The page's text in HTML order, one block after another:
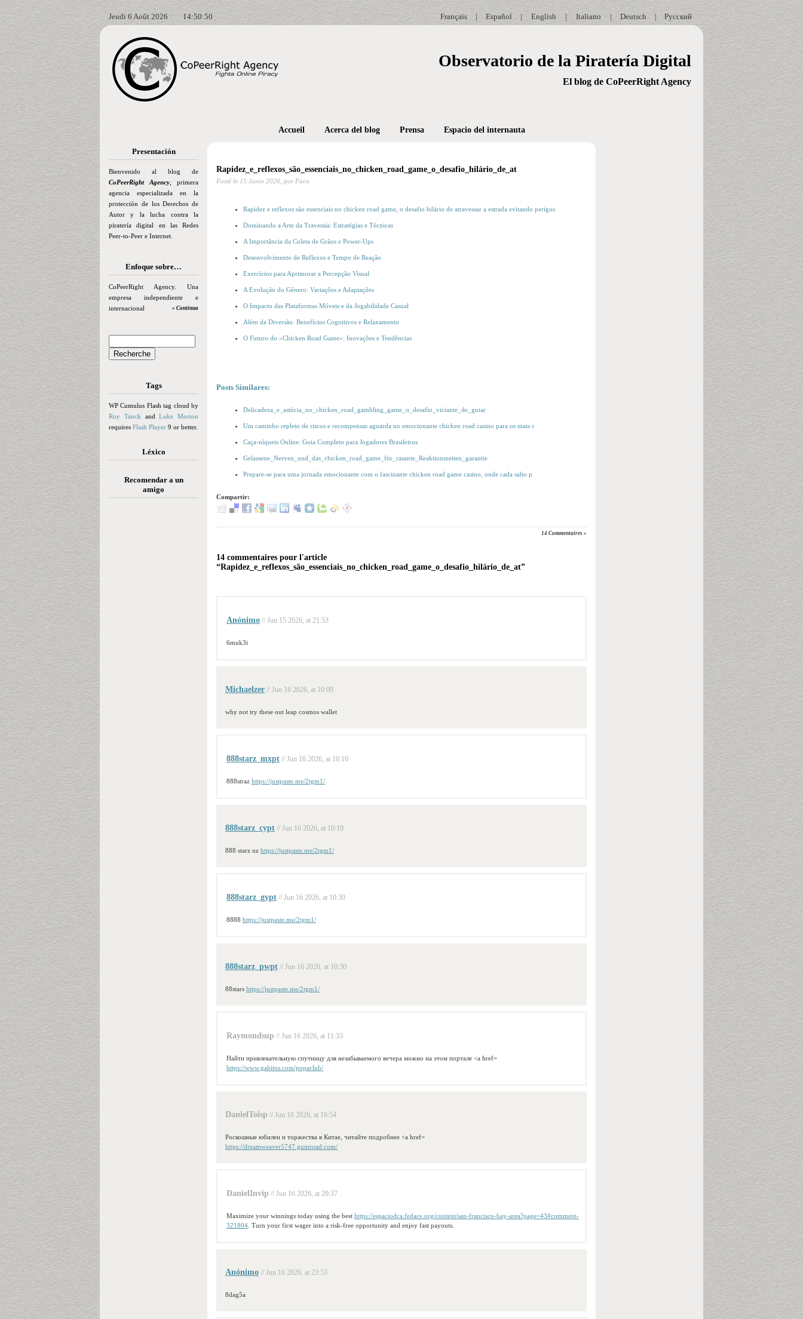
Jeudi 6 Août 2026 14:50:51 Русский
|
Deutsch
|
Italiano
|
English
|
Español
|
Français
Observatorio de la Piratería Digital
El blog de CoPeerRight Agency
Presentación
Bienvenido al blog de
CoPeerRight Agency , primera
agencia especializada en la
protección de los Derechos de
Autor y la lucha contra la
piratería digital en las Redes
Peer-to-Peer e Internet.
Enfoque sobre…
CoPeerRight Agency. Una
empresa independiente e
internacional
» Continua
Tags
WP Cumulus Flash tag cloud by
Roy Tanck andLuke Morton
requires Flash Player 9 or better.
Léxico
Recomendar a un
amigo
Accueil Acerca del blog Prensa Espacio del internauta
Rapidez_e_reflexos_são_essenciais_no_chicken_road_game_o_desafio_hilário_de_at
Posté le 15 Junio 2026, por Paco
Rapidez e reflexos são essenciais no chicken road game, o desafio hilário de atravessar a estrada evitando perigos
Dominando a Arte da Travessia: Estratégias e Técnicas
A Importância da Coleta de Grãos e Power-Ups
Desenvolvimento de Reflexos e Tempo de Reação
Exercícios para Aprimorar a Percepção Visual
A Evolução do Gênero: Variações e Adaptações
O Impacto das Plataformas Móveis e da Jogabilidade Casual
Além da Diversão: Benefícios Cognitivos e Relaxamento
O Futuro do «Chicken Road Game»: Inovações e Tendências
Posts Similares:
Delicadeza_e_astúcia_no_chicken_road_gambling_game_o_desafio_viciante_de_guiar
Um caminho repleto de riscos e recompensas aguarda no emocionante chicken road casino para os mais c
Caça-níqueis Online: Guia Completo para Jogadores Brasileiros
Gelassene_Nerven_und_das_chicken_road_game_für_rasante_Reaktionszeiten_garantie
Prepare-se para uma jornada emocionante com o fascinante chicken road game casino, onde cada salto p
Compartir:
14 Commentaires »
14 commentaires pour l'article
“Rapidez_e_reflexos_são_essenciais_no_chicken_road_game_o_desafio_hilário_de_at”
Anónimo // Jun 15 2026, at 21:53
6muk3i
Michaelzer // Jun 16 2026, at 10:09
why not try these out leap cosmos wallet
888starz_mxpt // Jun 16 2026, at 10:16
888straz https://justpaste.me/2tgm1/
888starz_cypt // Jun 16 2026, at 10:19
888 starz uz https://justpaste.me/2tgm1/
888starz_gypt // Jun 16 2026, at 10:30
8888 https://justpaste.me/2tgm1/
888starz_pwpt // Jun 16 2026, at 10:30
88stars https://justpaste.me/2tgm1/
Raymondsup // Jun 16 2026, at 11:33
Найти привлекательную спутницу для незабываемого вечера можно на этом портале <a href=
https://www.gabitos.com/popaclub/
DanielToisp // Jun 16 2026, at 16:54
Роскошные юбилеи и торжества в Китае, читайте подробнее <a href=
https://dreamweaver5747.gumroad.com/
DanielInvip // Jun 16 2026, at 20:37
Maximize your winnings today using the best https://espaciodca.fedace.org/content/san-francisco-bay-area?page=43#comment-
321804 . Turn your first wager into a risk-free opportunity and enjoy fast payouts.
Anónimo // Jun 16 2026, at 23:53
8dag5a